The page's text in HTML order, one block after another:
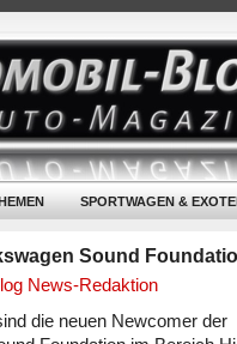
SPORTWAGEN &
Sound
News-Redaktion
die neuen Newcomer der